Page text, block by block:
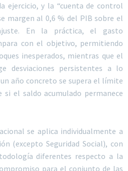
ejercicio, y la “cuenta de control
margen al 0,6 % del PIB sobre el
En la práctica, el gasto
con el objetivo, permitiendo
inesperados, mientras que el
desviaciones persistentes a lo
año concreto se supera el límite
si el saldo acumulado permanece
se aplica individualmente a
(excepto Seguridad Social), con
diferentes respecto a la
para el conjunto de las